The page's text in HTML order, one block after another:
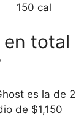
150 cal
en total
es la de 2
de $1,150